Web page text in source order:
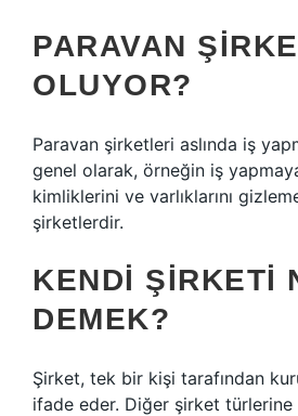
PARAVAN
OLUYOR?
Paravan şirketleri aslında iş
genel olarak, örneğin iş
kimliklerini ve varlıklarını
şirketlerdir.
KENDI ŞIRKETI
DEMEK?
Şirket, tek bir kişi tarafından
ifade eder. Diğer şirket türlerine